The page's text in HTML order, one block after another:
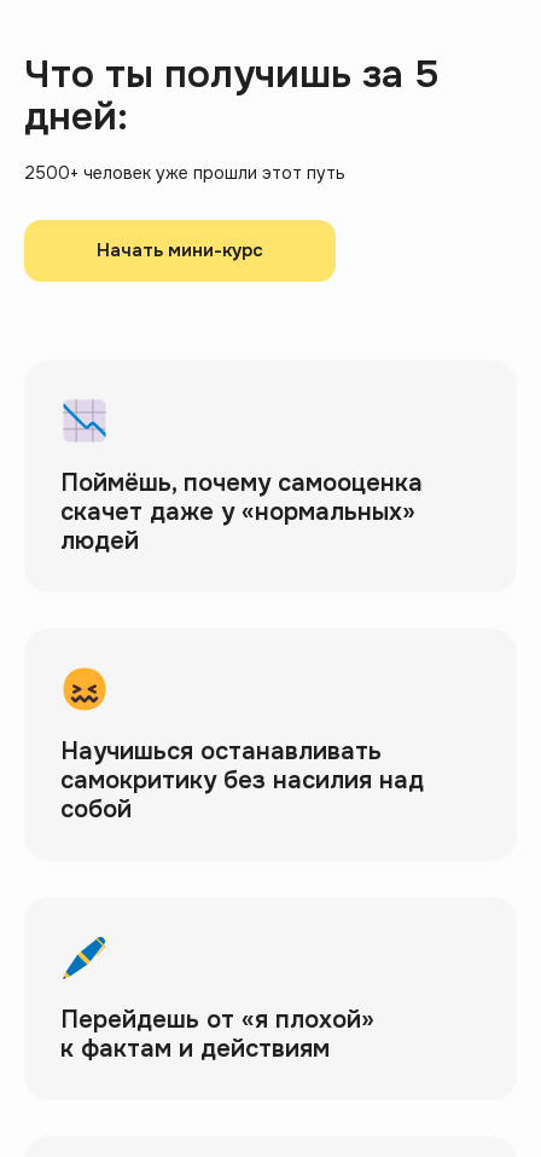
Что ты получишь за 5
дней:
2500+ человек уже прошли этот путь
Начать мини-курс
Поймёшь, почему самооценка
скачет даже у «нормальных»
людей
Научишься останавливать
самокритику без насилия над
собой
Перейдешь от «я плохой»
к фактам и действиям